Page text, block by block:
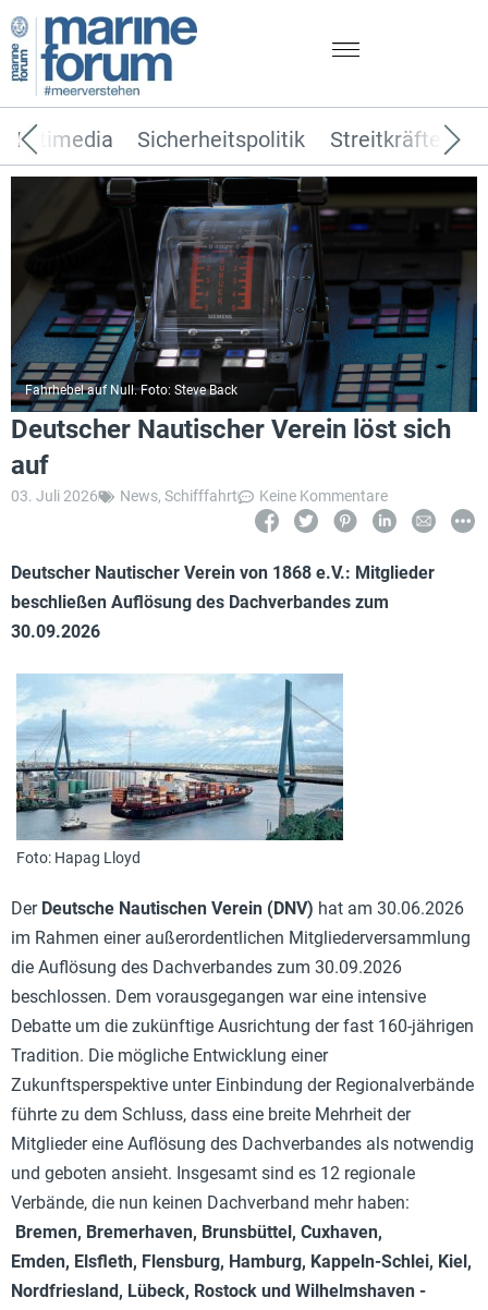
Sicherheitspolitik Streitkräfte
Multimedia
Fahrhebel auf Null. Foto: Steve Back
Deutscher Nautischer Verein löst sich
auf
03. Juli 2026 News, Schifffahrt Keine Kommentare
Deutscher Nautischer Verein von 1868 e.V.: Mitglieder
beschließen Auflösung des Dachverbandes zum
30.09.2026
Foto: Hapag Lloyd
Der Deutsche Nautischen Verein (DNV) hat am 30.06.2026
im Rahmen einer außerordentlichen Mitgliederversammlung
die Auflösung des Dachverbandes zum 30.09.2026
beschlossen. Dem vorausgegangen war eine intensive
Debatte um die zukünftige Ausrichtung der fast 160-jährigen
Tradition. Die mögliche Entwicklung einer
Zukunftsperspektive unter Einbindung der Regionalverbände
führte zu dem Schluss, dass eine breite Mehrheit der
Mitglieder eine Auflösung des Dachverbandes als notwendig
und geboten ansieht. Insgesamt sind es 12 regionale
Verbände, die nun keinen Dachverband mehr haben:
Bremen, Bremerhaven, Brunsbüttel, Cuxhaven,
Emden, Elsfleth, Flensburg, Hamburg, Kappeln-Schlei, Kiel,
Nordfriesland, Lübeck, Rostock und Wilhelmshaven -